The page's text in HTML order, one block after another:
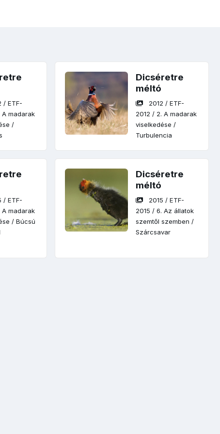
/ETF-
A madarak
/
Dicséretre
méltó
2012 / ETF-
2012 / 2. A madarak
viselkedése /
Turbulencia
/ETF-
A madarak
/Búcsú
Dicséretre
méltó
2015 / ETF-
2015 / 6. Az állatok
szemtől szemben /
Szárcsavar